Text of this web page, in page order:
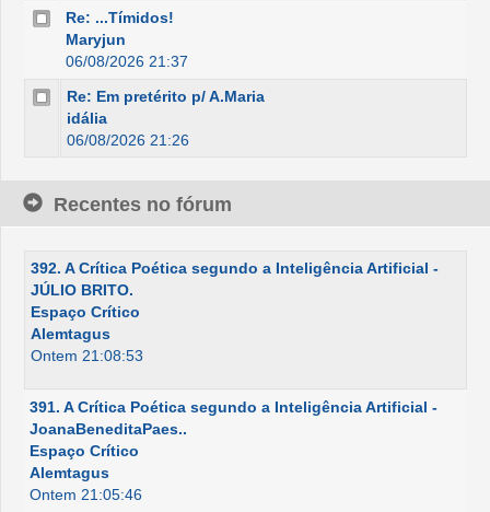
Re: ...Tímidos!
Maryjun
06/08/2026 21:37
Re: Em pretérito p/ A.Maria
idália
06/08/2026 21:26
Recentes no fórum
392. A Crítica Poética segundo a Inteligência Artificial -
JÚLIO BRITO.
Espaço Crítico
Alemtagus
Ontem 21:08:53
391. A Crítica Poética segundo a Inteligência Artificial -
JoanaBeneditaPaes..
Espaço Crítico
Alemtagus
Ontem 21:05:46